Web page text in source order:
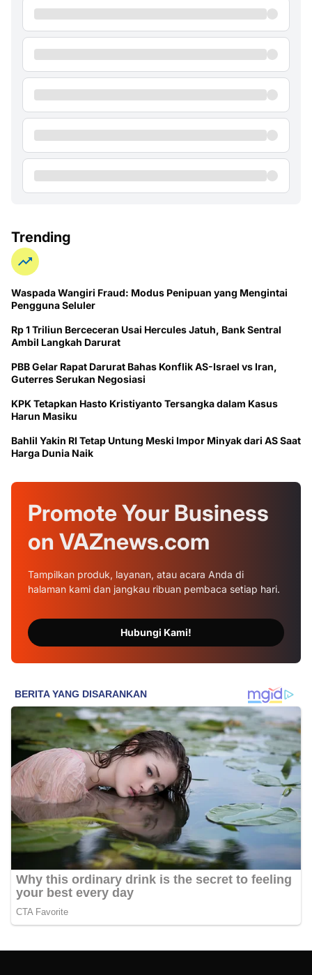
Trending
Waspada Wangiri Fraud: Modus Penipuan yang Mengintai
Pengguna Seluler
Rp 1 Triliun Berceceran Usai Hercules Jatuh, Bank Sentral
Ambil Langkah Darurat
PBB Gelar Rapat Darurat Bahas Konflik AS-Israel vs Iran,
Guterres Serukan Negosiasi
KPK Tetapkan Hasto Kristiyanto Tersangka dalam Kasus
Harun Masiku
Bahlil Yakin RI Tetap Untung Meski Impor Minyak dari AS Saat
Harga Dunia Naik
Promote Your Business
on VAZnews.com
Tampilkan produk, layanan, atau acara Anda di
halaman kami dan jangkau ribuan pembaca setiap hari.
Hubungi Kami!